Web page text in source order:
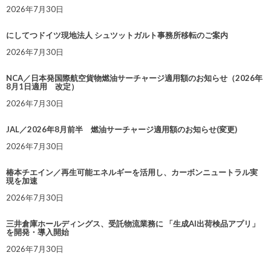
2026年7月30日
にしてつドイツ現地法人 シュツットガルト事務所移転のご案内
2026年7月30日
NCA／日本発国際航空貨物燃油サーチャージ適用額のお知らせ（2026年
8月1日適用 改定）
2026年7月30日
JAL／2026年8月前半 燃油サーチャージ適用額のお知らせ(変更)
2026年7月30日
椿本チエイン／再生可能エネルギーを活用し、カーボンニュートラル実
現を加速
2026年7月30日
三井倉庫ホールディングス、受託物流業務に 「生成AI出荷検品アプリ」
を開発・導入開始
2026年7月30日